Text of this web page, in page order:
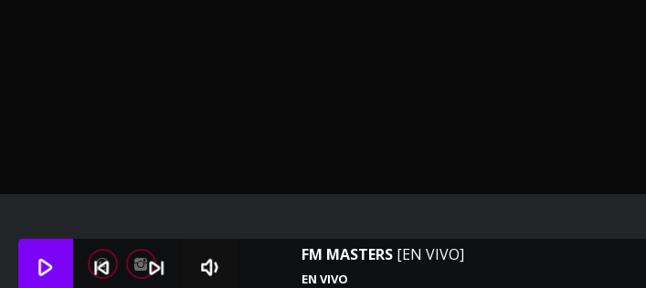
play_arrow skip_previous skip_next volume_down FM MASTERS [EN VIVO]
EN VIVO